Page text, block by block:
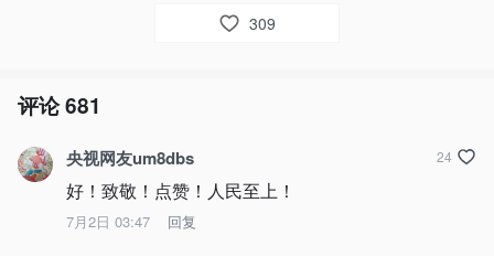
309
评论681
央视网友um8dbs
好！致敬！点赞！人民至上！
7月2日 03:47 回复
24